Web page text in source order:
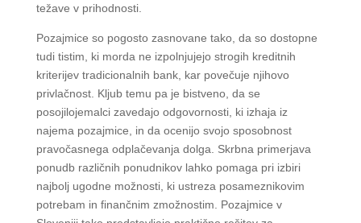
težave v prihodnosti.
Pozajmice so pogosto zasnovane tako, da so dostopne
tudi tistim, ki morda ne izpolnjujejo strogih kreditnih
kriterijev tradicionalnih bank, kar povečuje njihovo
privlačnost. Kljub temu pa je bistveno, da se
posojilojemalci zavedajo odgovornosti, ki izhaja iz
najema pozajmice, in da ocenijo svojo sposobnost
pravočasnega odplačevanja dolga. Skrbna primerjava
ponudb različnih ponudnikov lahko pomaga pri izbiri
najbolj ugodne možnosti, ki ustreza posameznikovim
potrebam in finančnim zmožnostim. Pozajmice v